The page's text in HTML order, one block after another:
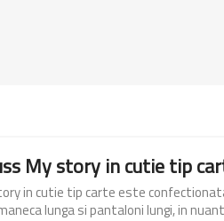
My story in cutie tip
in cutie tip carte este
lunga si pantaloni lungi, in